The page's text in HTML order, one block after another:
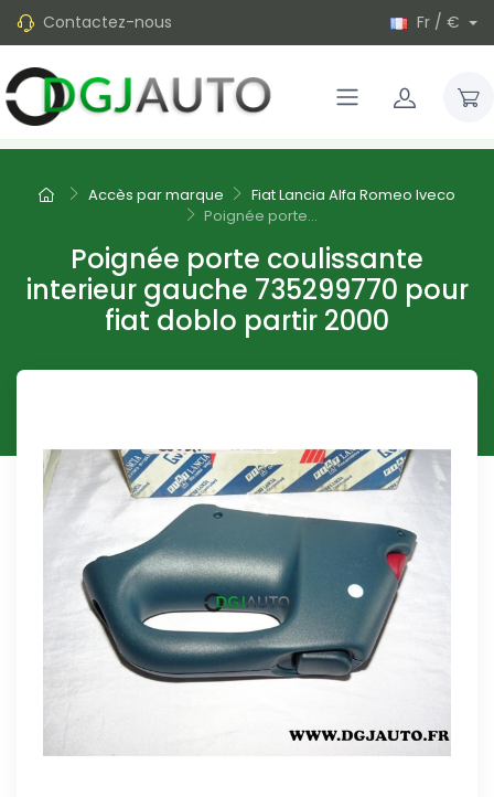
Contactez-nous Fr / €
Accès par marque
Fiat Lancia Alfa Romeo Iveco
Poignée porte...
Poignée porte coulissante
interieur gauche 735299770 pour
fiat doblo partir 2000